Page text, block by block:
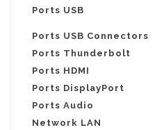
Ports USB
Ports USB Connectors
Ports Thunderbolt
Ports HDMI
Ports DisplayPort
Ports Audio
Network LAN